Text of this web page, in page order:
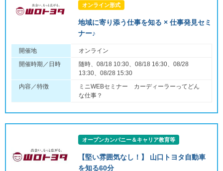
オンライン形式
地域に寄り添う仕事を知る × 仕事発見セミ
ナー♪
開催地
オンライン
開催時期／日時
随時、08/18 10:30、08/18 16:30、08/28
13:30、08/28 15:30
内容／特徴
ミニWEBセミナー カーディーラーってどん
な仕事？
オープンカンパニー＆キャリア教育等
【堅い雰囲気なし！】 山口トヨタ自動車
を知る60分